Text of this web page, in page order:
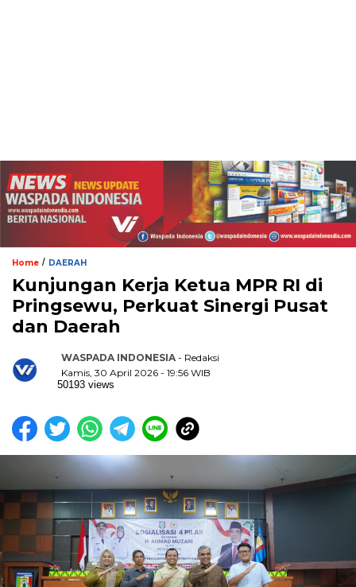
Home / DAERAH
Kunjungan Kerja Ketua MPR RI di
Pringsewu, Perkuat Sinergi Pusat
dan Daerah
WASPADA INDONESIA - Redaksi
Kamis, 30 April 2026 - 19:56 WIB
50193 views